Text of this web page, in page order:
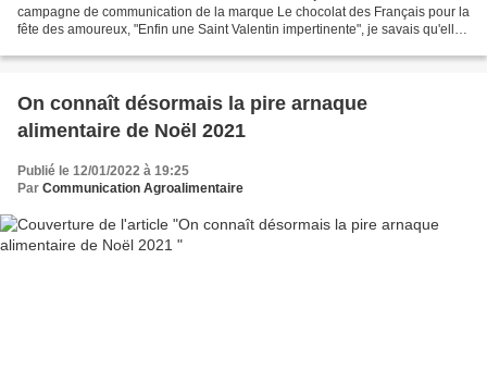
campagne de communication de la marque Le chocolat des Français pour la
fête des amoureux, "Enfin une Saint Valentin impertinente", je savais qu'elle
On connaît désormais la pire arnaque
alimentaire de Noël 2021
Publié le 12/01/2022 à 19:25
Par Communication Agroalimentaire